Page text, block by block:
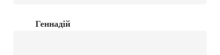
Геннадій